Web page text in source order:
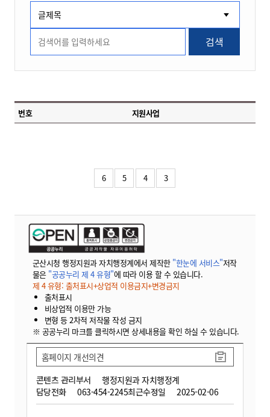
검색
번호 지원사업
6 5 4 3
군산시청 행정지원과 자치행정계에서 제작한 "한눈에 서비스"저작
물은 "공공누리 제 4 유형"에 따라 이용 할 수 있습니다.
제 4 유형: 출처표시+상업적 이용금지+변경금지
출처표시
비상업적 이용만 가능
변형 등 2차적 저작물 작성 금지
※ 공공누리 마크를 클릭하시면 상세내용을 확인 하실 수 있습니다.
콘텐츠 관리부서
행정지원과 자치행정계
담당전화
063-454-2245최근수정일 2025-02-06
홈페이지 개선의견